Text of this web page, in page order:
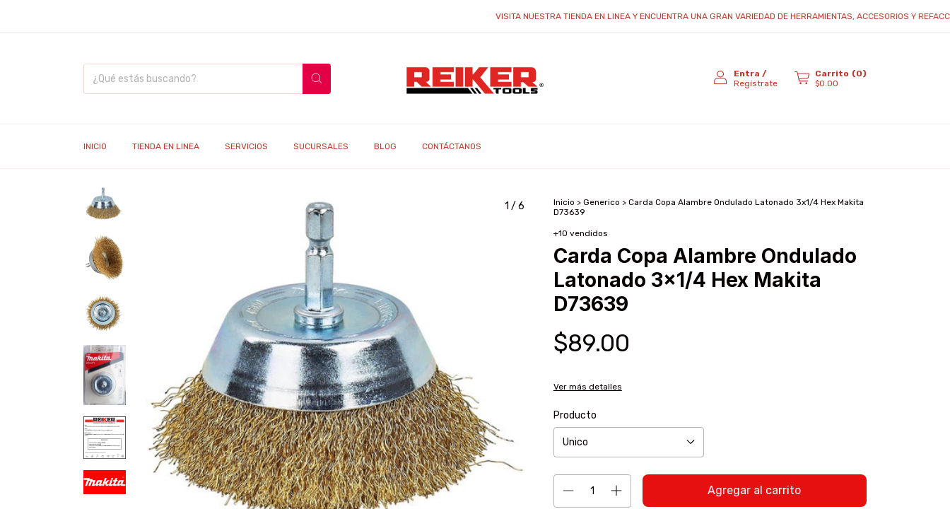
VISITA NUESTRA TIENDA EN LINEA Y ENCUENTRA UNA GRAN VARIEDAD DE HERRAMIENTAS, ACCESORIOS Y REFACCIONES...
Entra /
Regístrate
Carrito (0)
$0.00
INICIO TIENDA EN LINEA SERVICIOS SUCURSALES BLOG CONTÁCTANOS
1 / 6 Inicio > Generico > Carda Copa Alambre Ondulado Latonado 3x1/4 Hex Makita
D73639
+10 vendidos
Carda Copa Alambre Ondulado
Latonado 3x1/4 Hex Makita
D73639
$89.00
Ver más detalles
Producto